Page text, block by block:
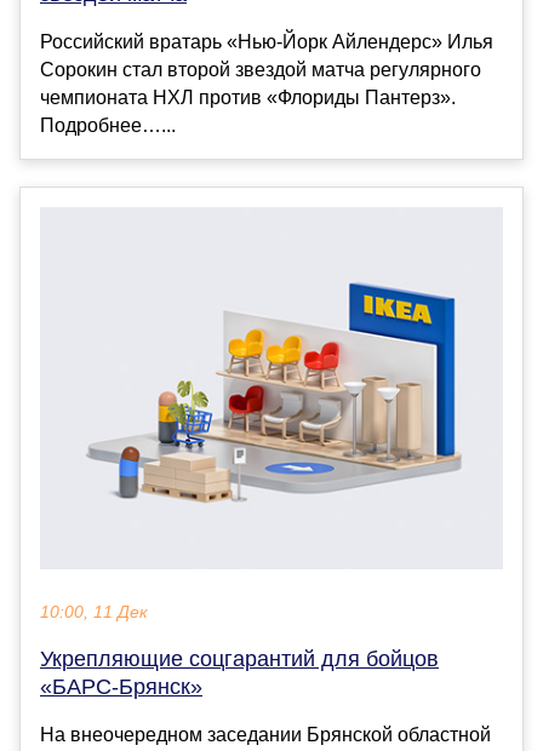
Российский вратарь «Нью-Йорк Айлендерс» Илья
Сорокин стал второй звездой матча регулярного
чемпионата НХЛ против «Флориды Пантерз».
Подробнее…...
10:00, 11 Дек
Укрепляющие соцгарантий для бойцов
«БАРС-Брянск»
На внеочередном заседании Брянской областной